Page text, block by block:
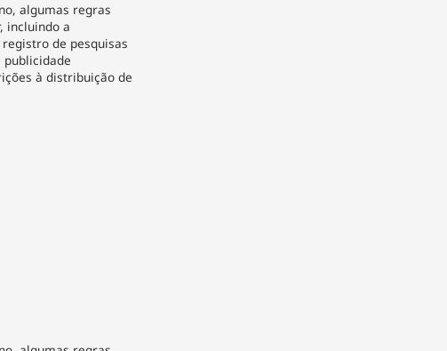
algumas regras
incluindo a
de pesquisas
à distribuição de